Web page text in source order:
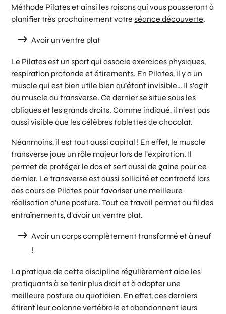
Méthode Pilates et ainsi les raisons qui vous pousseront à
planifier très prochainement votreséance découverte.
Avoir un ventre plat
Le Pilates est un sport qui associe exercices physiques,
respiration profonde et étirements. En Pilates, il y a un
muscle qui est bien utile bien qu’étant invisible… Il s’agit
du muscle du transverse. Ce dernier se situe sous les
obliques et les grands droits. Comme indiqué, il n’est pas
aussi visible que les célèbres tablettes de chocolat.
Néanmoins, il est tout aussi capital ! En effet, le muscle
transverse joue un rôle majeur lors de l’expiration. Il
permet de protéger le dos et sert aussi de gaine pour ce
dernier. Le transverse est aussi sollicité et contracté lors
des cours de Pilates pour favoriser une meilleure
réalisation d’une posture. Tout ce travail permet au fil des
entraînements, d’avoir un ventre plat.
Avoir un corps complètement transformé et à neuf
!
La pratique de cette discipline régulièrement aide les
pratiquants à se tenir plus droit et à adopter une
meilleure posture au quotidien. En effet, ces derniers
étirent leur colonne vertébrale et abandonnent leurs